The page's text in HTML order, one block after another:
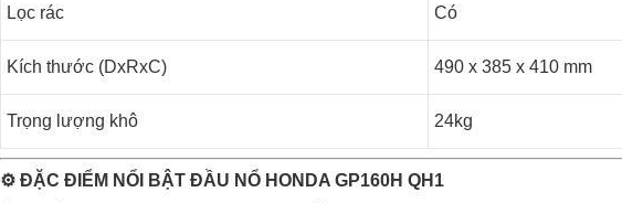
Lọc rác Có
Kích thước (DxRxC) 490 x 385 x 410 mm
Trọng lượng khô 24kg
⚙️ ĐẶC ĐIỂM NỔI BẬT ĐẦU NỔ HONDA GP160H QH1